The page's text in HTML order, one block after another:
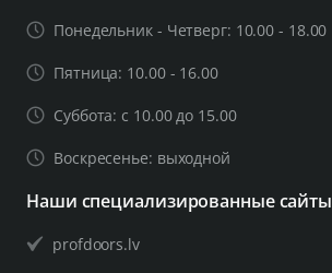
Понедельник - Четверг: 10.00 - 18.00
Пятница: 10.00 - 16.00
Суббота: с 10.00 до 15.00
Воскресенье: выходной
Наши специализированные сайты
profdoors.lv